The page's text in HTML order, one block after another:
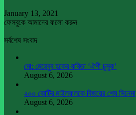
January 13, 2021
ফেসবুকে আমাদের ফলো করুন
সর্বশেষ সংবাদ
মো: মেহেবুব হকের কবিতা ‘ঐশী চুমুক’
August 6, 2026
২০০ কোটির মাইলফলকে বিজয়ের শেষ সিনেমা
August 6, 2026